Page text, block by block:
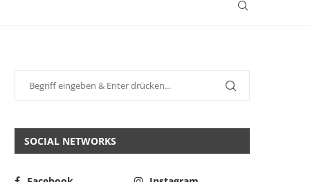
SOCIAL NETWORKS